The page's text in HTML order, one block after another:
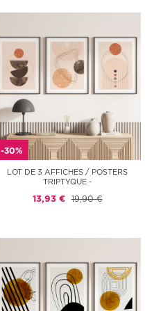
-30%
LOT DE 3 AFFICHES / POSTERS
TRIPTYQUE -
13,93 € 19,90 €